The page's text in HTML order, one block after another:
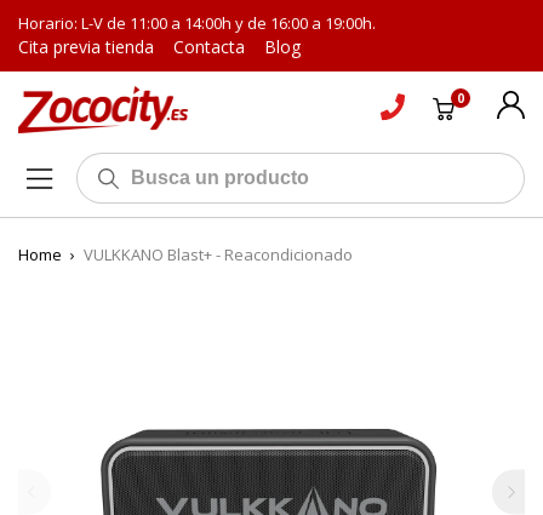
Horario: L-V de 11:00 a 14:00h y de 16:00 a 19:00h.
Cita previa tienda Contacta Blog
0
Home › VULKKANO Blast+ - Reacondicionado